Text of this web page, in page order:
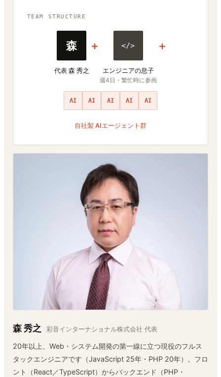
TEAM STRUCTURE
森
代表 森 秀之
＋ </>
エンジニアの息子
週4日・繁忙時に参画
＋
AI AI AI AI AI
自社製 AIエージェント群
森 秀之 彩音インターナショナル株式会社 代表
20年以上、Web・システム開発の第一線に立つ現役のフルス
タックエンジニアです（JavaScript 25年・PHP 20年）。フロ
ント（React／TypeScript）からバックエンド（PHP・